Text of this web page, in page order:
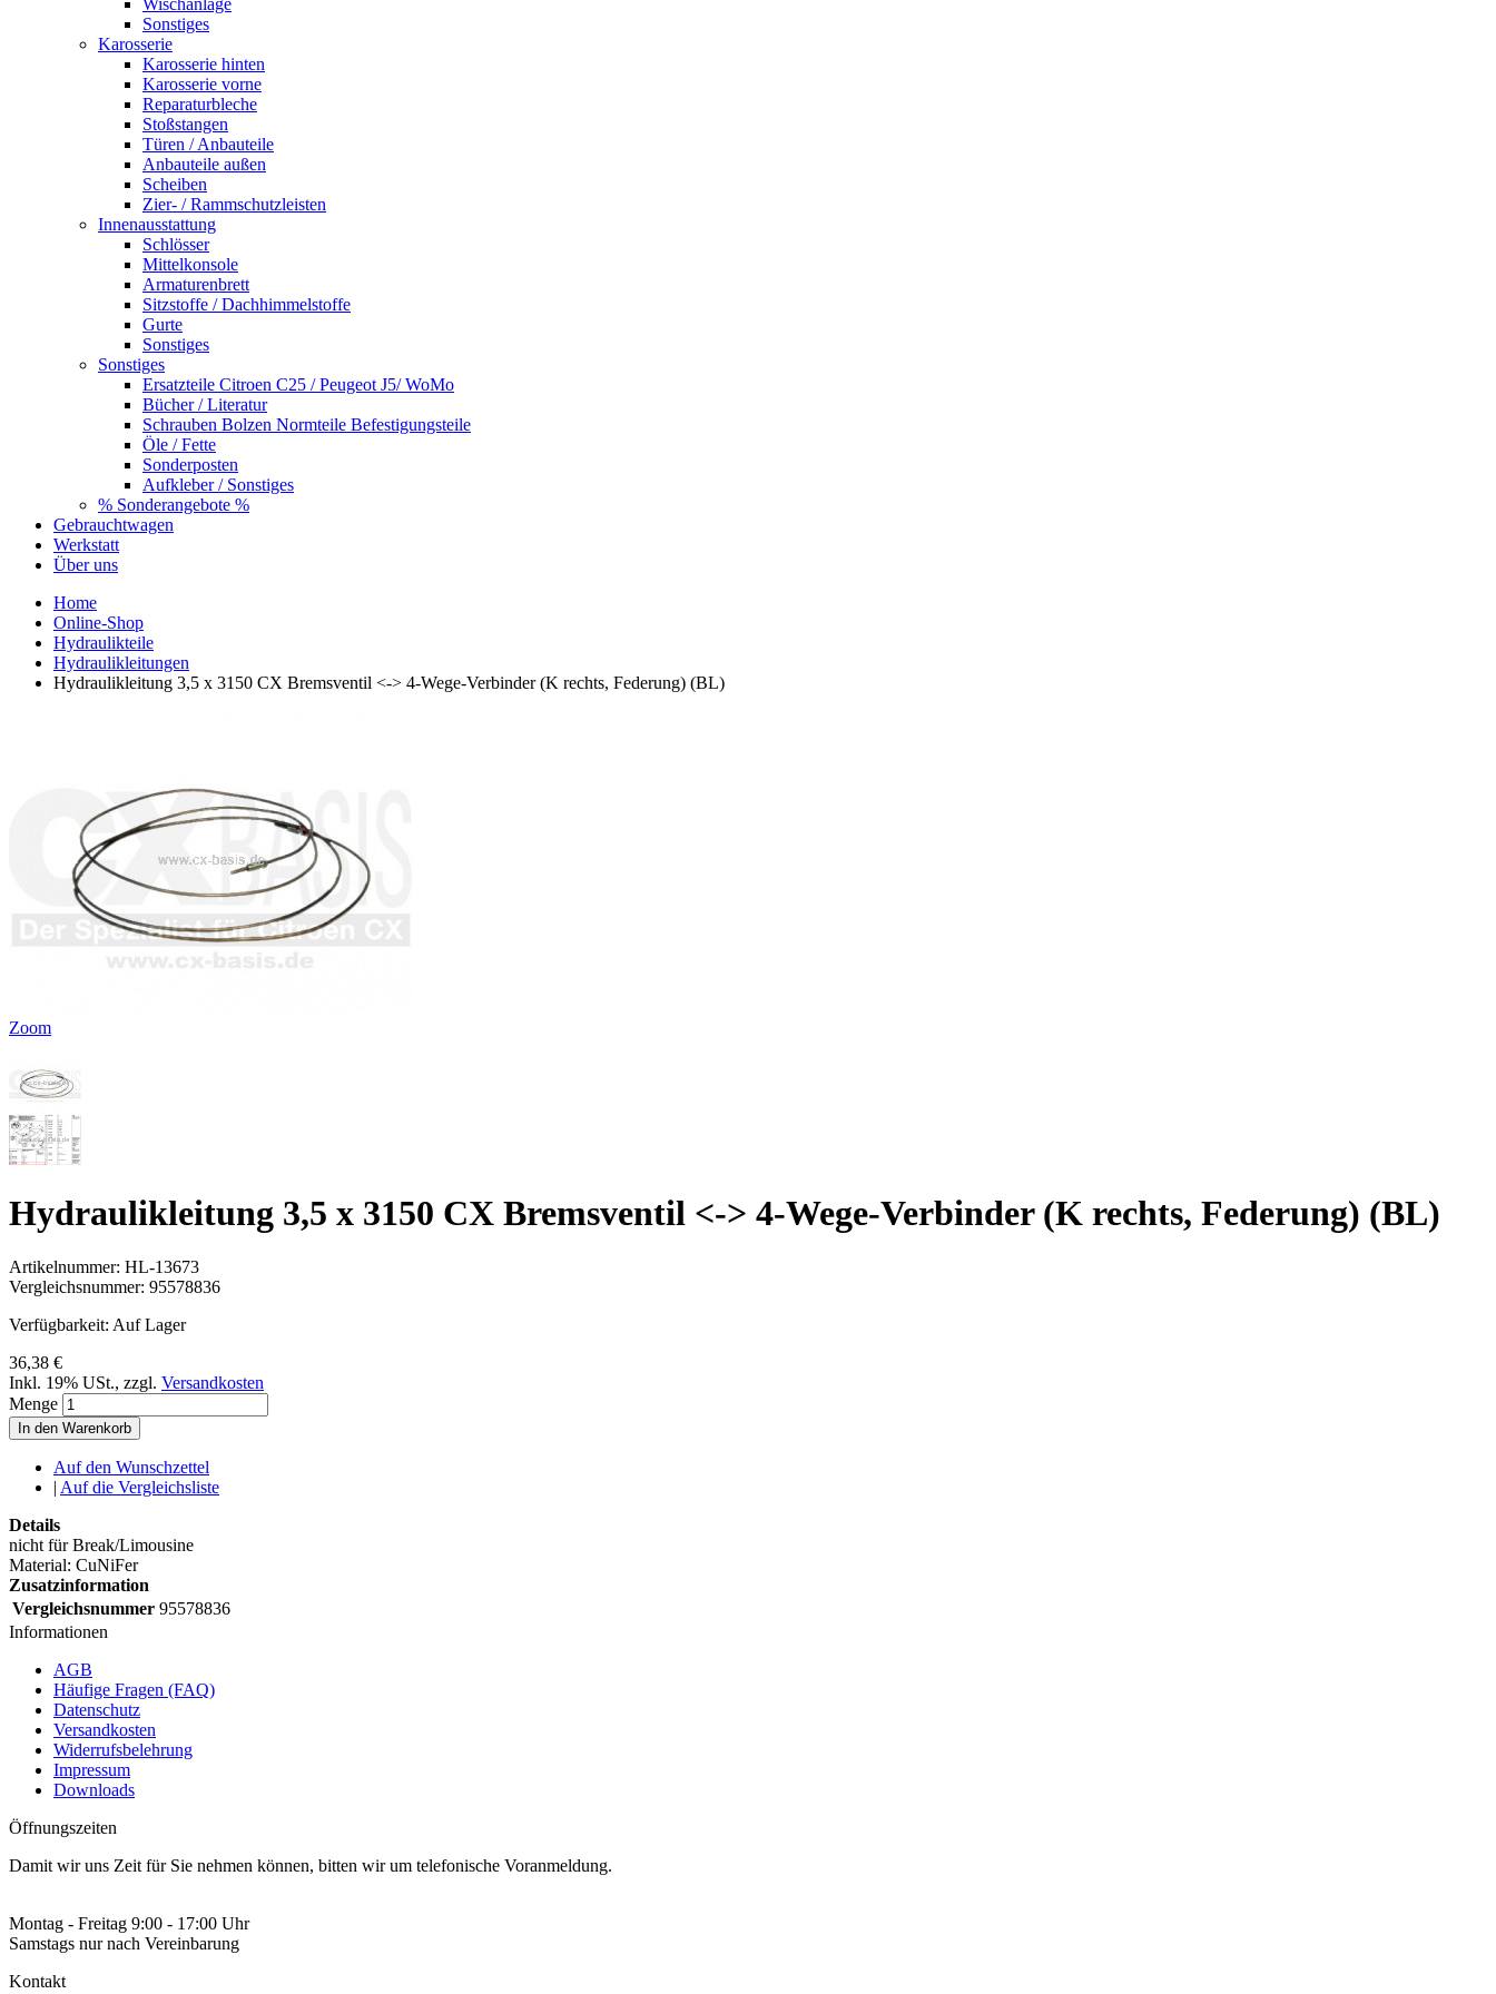
Sonstiges
Karosserie
Karosserie hinten
Karosserie vorne
Reparaturbleche
Stoßstangen
Türen / Anbauteile
Anbauteile außen
Scheiben
Zier- / Rammschutzleisten
Innenausstattung
Schlösser
Mittelkonsole
Armaturenbrett
Sitzstoffe / Dachhimmelstoffe
Gurte
Sonstiges
Sonstiges
Ersatzteile Citroen C25 / Peugeot J5/ WoMo
Bücher / Literatur
Schrauben Bolzen Normteile Befestigungsteile
Öle / Fette
Sonderposten
Aufkleber / Sonstiges
% Sonderangebote %
Gebrauchtwagen
Werkstatt
Über uns
Home
Online-Shop
Hydraulikteile
Hydraulikleitungen
Hydraulikleitung 3,5 x 3150 CX Bremsventil <-> 4-Wege-Verbinder (K rechts, Federung) (BL)
Zoom
Hydraulikleitung 3,5 x 3150 CX Bremsventil <-> 4-Wege-Verbinder (K rechts, Federung) (BL)
Artikelnummer: HL-13673
Vergleichsnummer: 95578836
Verfügbarkeit: Auf Lager
36,38 €
Inkl. 19% USt., zzgl. Versandkosten
Menge
In den Warenkorb
Auf den Wunschzettel
| Auf die Vergleichsliste
Details
nicht für Break/Limousine
Material: CuNiFer
Zusatzinformation
Vergleichsnummer 95578836
Informationen
AGB
Häufige Fragen (FAQ)
Datenschutz
Versandkosten
Widerrufsbelehrung
Impressum
Downloads
Öffnungszeiten
Damit wir uns Zeit für Sie nehmen können, bitten wir um telefonische Voranmeldung.
Montag - Freitag 9:00 - 17:00 Uhr
Samstags nur nach Vereinbarung
Kontakt